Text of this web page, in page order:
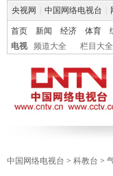
央视网 中国网络电视台
首页 新闻 经济 体育
电视
频道大全 栏目大全
中国网络电视台 > 科教台 >